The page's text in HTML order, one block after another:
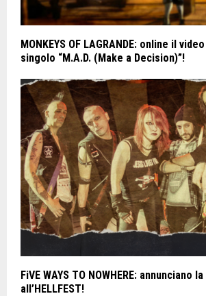
MONKEYS OF LAGRANDE: online il
singolo “M.A.D. (Make a Decision)”!
FiVE WAYS TO NOWHERE: annunciano
all’HELLFEST!